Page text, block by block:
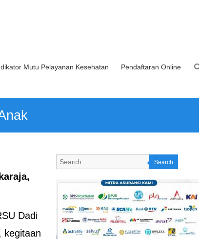
Mutu Pelayanan Kesehatan Pendaftaran Online
Dadi
kegitaan
Search